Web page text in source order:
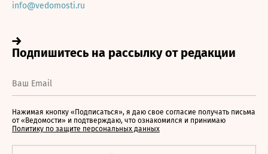
info@vedomosti.ru
Нажимая кнопку «Подписаться», я даю свое согласие получать письма
от «Ведомости» и подтверждаю, что ознакомился и принимаю
Политику по защите персональных данных